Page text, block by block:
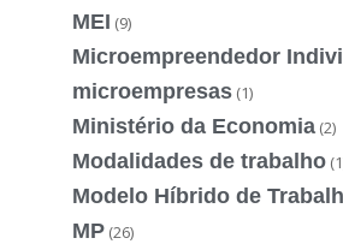
MEI (9)
Microempreendedor
microempresas (1)
Ministério da Economia (2)
Modalidades de trabalho
Modelo Híbrido de
MP (26)